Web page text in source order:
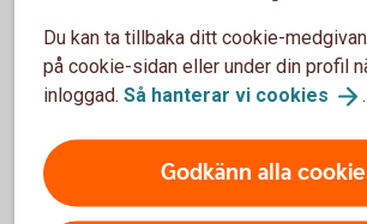
och en insättare som vill ansöka om
själv skicka in en ansökan till Riksgälden
insättningarna avser medel som kan ge
Riksgälden först efter att ett
Du kan ta tillbaka ditt cookie-
på cookie-sidan eller under din profil
inloggad. Så hanterar vi cookies .
Godkänn alla